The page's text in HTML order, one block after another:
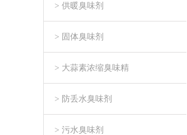
> 供暖臭味剂
> 固体臭味剂
> 大蒜素浓缩臭味精
> 防丢水臭味剂
> 污水臭味剂